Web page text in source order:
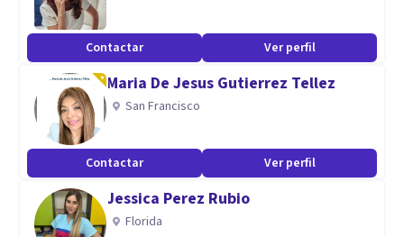
Certificada como Coach Profesional acreditada por ICF
(International Coach Federation).
Máster Universitario en Recursos Humanos por la
Universidad Pontificia de Comillas.
Especialidad
Creo que te puedo ayudar, pues seguramente he pasado por
un proceso muy similar al tuyo.
Los valores que me definen y que quiero transmitir:
Contactar Ver perfil
Maria De Jesus Gutierrez Tellez
San Francisco
Contactar Ver perfil
Jessica Perez Rubio
Florida